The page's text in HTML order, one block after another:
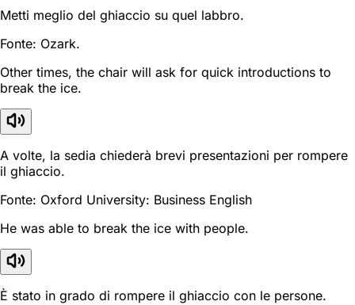
Metti meglio del ghiaccio su quel labbro.
Fonte: Ozark.
Other times, the chair will ask for quick introductions to
break the ice.
A volte, la sedia chiederà brevi presentazioni per rompere
il ghiaccio.
Fonte: Oxford University: Business English
He was able to break the ice with people.
È stato in grado di rompere il ghiaccio con le persone.